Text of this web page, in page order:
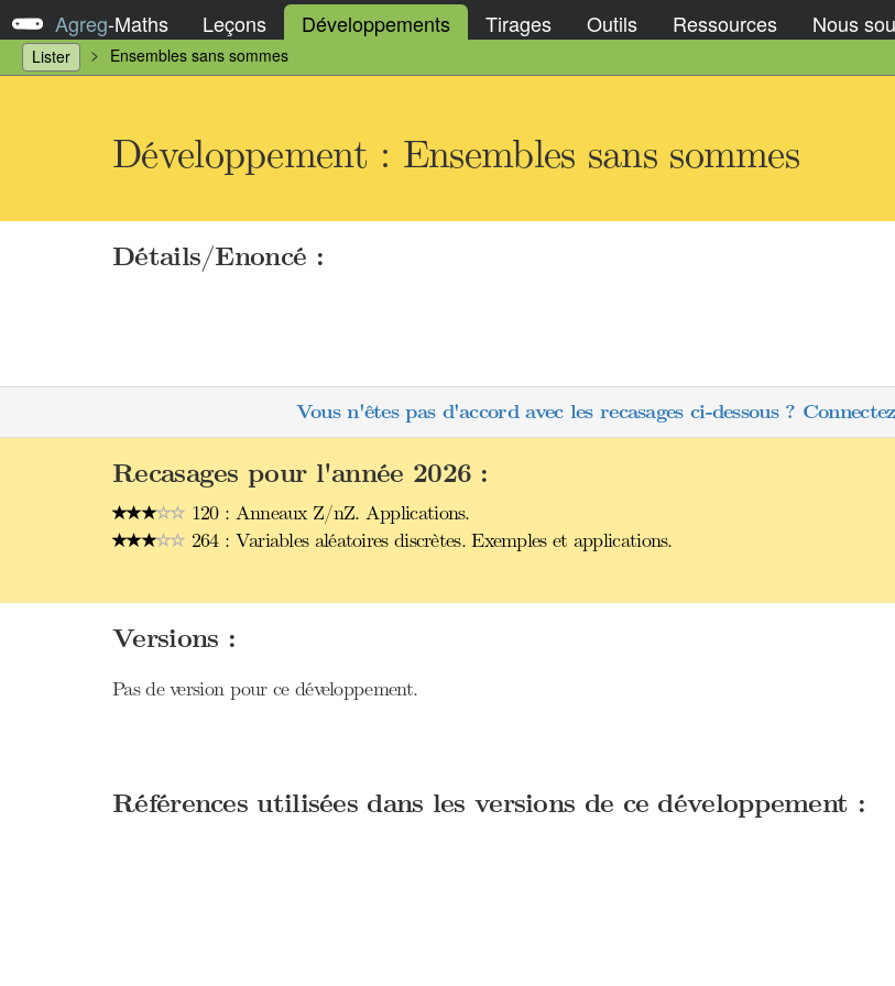
Agreg-Maths Leçons Développements Tirages Outils Ressources Nous
Lister Ensembles sans sommes
Développement : Ensembles sans sommes
Détails/Enoncé :
Vous n'êtes pas d'accord avec les recasages ci-dessous ?
Recasages pour l'année 2026 :
120 : Anneaux Z/nZ. Applications.
264 : Variables aléatoires discrètes. Exemples et applications.
Versions :
Pas de version pour ce développement.
Références utilisées dans les versions de ce développement :